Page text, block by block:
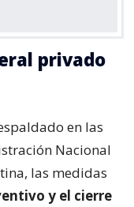
privado
en las
Nacional
las medidas
y el cierre